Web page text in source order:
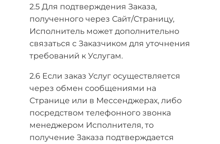
2.5 Для подтверждения Заказа,
полученного через Сайт/Страницу,
Исполнитель может дополнительно
связаться с Заказчиком для уточнения
требований к Услугам.
2.6 Если заказ Услуг осуществляется
через обмен сообщениями на
Странице или в Мессенджерах, либо
посредством телефонного звонка
менеджером Исполнителя, то
получение Заказа подтверждается